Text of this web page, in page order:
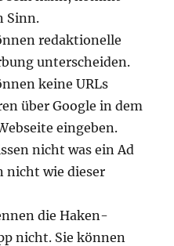
Sinn.
redaktionelle
unterscheiden.
keine URLs
über Google in dem
eingeben.
nicht was ein Ad
nicht wie dieser
die Haken-
nicht. Sie können